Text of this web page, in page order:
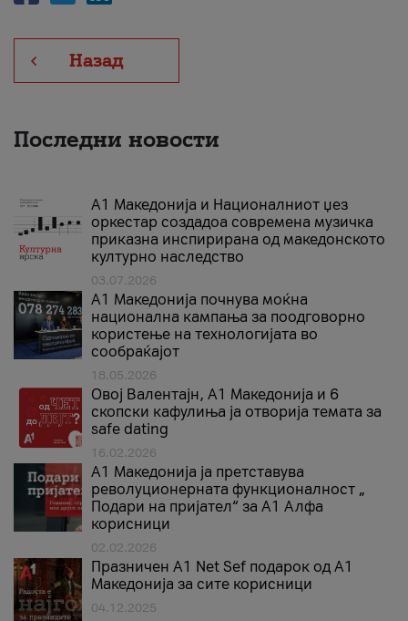
Назад
Последни новости
А1 Македонија и Националниот џез
оркестар создадоа современа музичка
приказна инспирирана од македонското
културно наследство
03.07.2026
A1 Македонија почнува моќна
национална кампања за поодговорно
користење на технологијата во
сообраќајот
18.05.2026
Овој Валентајн, A1 Македонија и 6
скопски кафулиња ја отворија темата за
safe dating
16.02.2026
А1 Македонија ја претставува
револуционерната функционалност „
Подари на пријател“ за А1 Алфа
корисници
02.02.2026
Празничен A1 Net Sеf подарок од А1
Македонија за сите корисници
04.12.2025